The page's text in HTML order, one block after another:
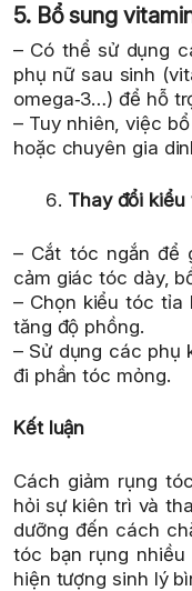
5. Bổ sung
– Có thể sử dụng
phụ nữ sau sinh
omega‑3…) để hỗ
– Tuy nhiên, việc
hoặc chuyên gia
Thay đổi
– Cắt tóc ngắn để
cảm giác tóc dày,
– Chọn kiểu tóc tỉa
tăng độ phồng.
– Sử dụng các phụ
đi phần tóc mỏng.
Kết luận
Cách giảm rụng
hỏi sự kiên trì và
dưỡng đến cách
tóc bạn rụng
hiện tượng sinh lý